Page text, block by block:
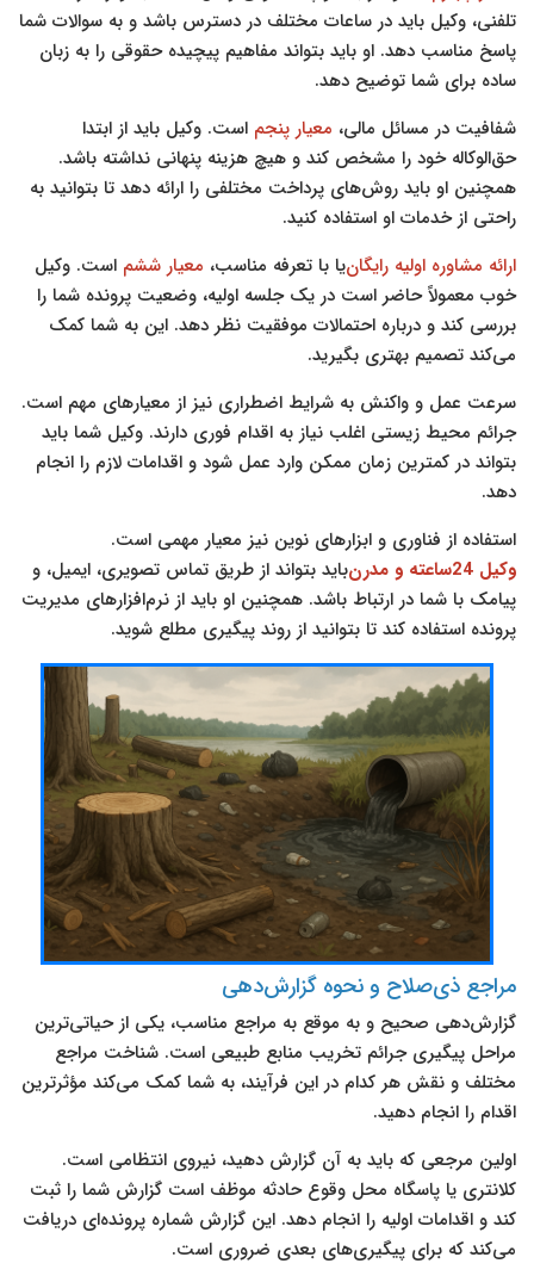
تلفنی، وکیل باید در ساعات مختلف در دسترس باشد و به سوالات شما
پاسخ مناسب دهد. او باید بتواند مفاهیم پیچیده حقوقی را به زبان
ساده برای شما توضیح دهد.
شفافیت در مسائل مالی، معیار پنجم است. وکیل باید از ابتدا
حق‌الوکاله خود را مشخص کند و هیچ هزینه پنهانی نداشته باشد.
همچنین او باید روش‌های پرداخت مختلفی را ارائه دهد تا بتوانید به
راحتی از خدمات او استفاده کنید.
ارائه مشاوره اولیه رایگانیا با تعرفه مناسب، معیار ششم است. وکیل
خوب معمولاً حاضر است در یک جلسه اولیه، وضعیت پرونده شما را
بررسی کند و درباره احتمالات موفقیت نظر دهد. این به شما کمک
می‌کند تصمیم بهتری بگیرید.
سرعت عمل و واکنش به شرایط اضطراری نیز از معیارهای مهم است.
جرائم محیط زیستی اغلب نیاز به اقدام فوری دارند. وکیل شما باید
بتواند در کمترین زمان ممکن وارد عمل شود و اقدامات لازم را انجام
دهد.
استفاده از فناوری و ابزارهای نوین نیز معیار مهمی است.
وکیل 24ساعته و مدرن
باید بتواند از طریق تماس تصویری، ایمیل، و
پیامک با شما در ارتباط باشد. همچنین او باید از نرم‌افزارهای مدیریت
پرونده استفاده کند تا بتوانید از روند پیگیری مطلع شوید.
مراجع ذی‌صلاح و نحوه گزارش‌دهی
گزارش‌دهی صحیح و به موقع به مراجع مناسب، یکی از حیاتی‌ترین
مراحل پیگیری جرائم تخریب منابع طبیعی است. شناخت مراجع
مختلف و نقش هر کدام در این فرآیند، به شما کمک می‌کند مؤثرترین
اقدام را انجام دهید.
اولین مرجعی که باید به آن گزارش دهید، نیروی انتظامی است.
کلانتری یا پاسگاه محل وقوع حادثه موظف است گزارش شما را ثبت
کند و اقدامات اولیه را انجام دهد. این گزارش شماره پرونده‌ای دریافت
می‌کند که برای پیگیری‌های بعدی ضروری است.